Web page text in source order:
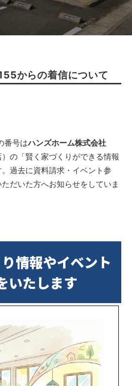
からの着信について
番号はハンズホーム株式会社
）の「賢く家づくりができる情報
過去に資料請求・イベント参
だいた方へお知らせをしていま
情報やイベント
いたします